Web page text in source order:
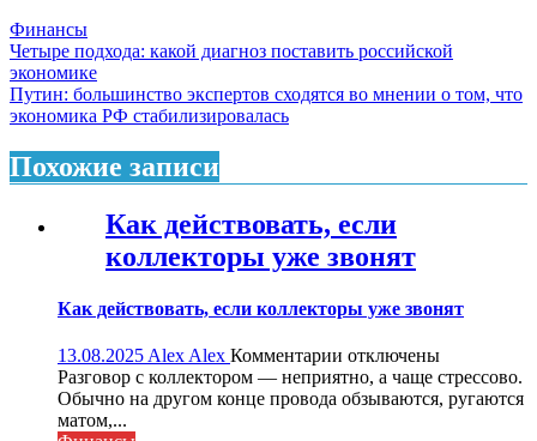
Финансы
Навигация
по
записям
Четыре подхода: какой диагноз поставить российской
экономике
Путин: большинство экспертов сходятся во мнении о том, что
экономика РФ стабилизировалась
Похожие записи
Как действовать, если
коллекторы уже звонят
Как действовать, если коллекторы уже звонят
13.08.2025 Alex Alex Комментарии к
записи
Как
отключены
Разговор с коллектором — неприятно, а чаще стрессово.
Обычно на другом конце провода обзываются, ругаются
матом,...